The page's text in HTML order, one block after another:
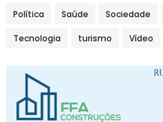
Política Saúde Sociedade
Tecnologia turismo Vídeo